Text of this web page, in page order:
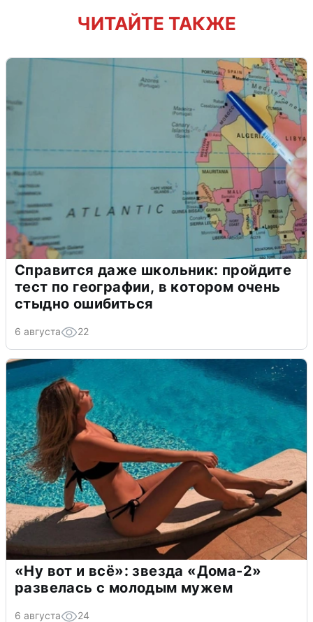
ЧИТАЙТЕ ТАКЖЕ
Справится даже школьник: пройдите
тест по географии, в котором очень
стыдно ошибиться
6 августа 22
«Ну вот и всё»: звезда «Дома-2»
развелась с молодым мужем
6 августа 24